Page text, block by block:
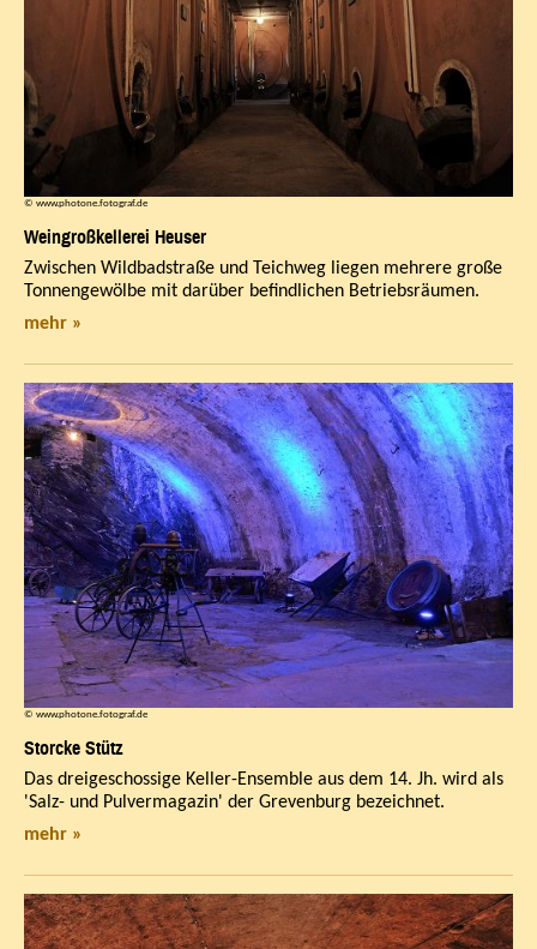
© www.photone.fotograf.de
Weingroßkellerei Heuser
Zwischen Wildbadstraße und Teichweg liegen mehrere große
Tonnengewölbe mit darüber befindlichen Betriebsräumen.
mehr »
© www.photone.fotograf.de
Storcke Stütz
Das dreigeschossige Keller-Ensemble aus dem 14. Jh. wird als
'Salz- und Pulvermagazin' der Grevenburg bezeichnet.
mehr »